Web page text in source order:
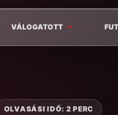
VÁLOGATOTT
OLVASÁSI IDŐ: 2 PERC